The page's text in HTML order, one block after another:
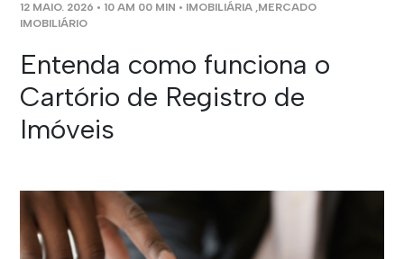
12 MAIO. 2026 • 10 AM 00 MIN • IMOBILIÁRIA ,MERCADO
IMOBILIÁRIO
Entenda como funciona o
Cartório de Registro de
Imóveis